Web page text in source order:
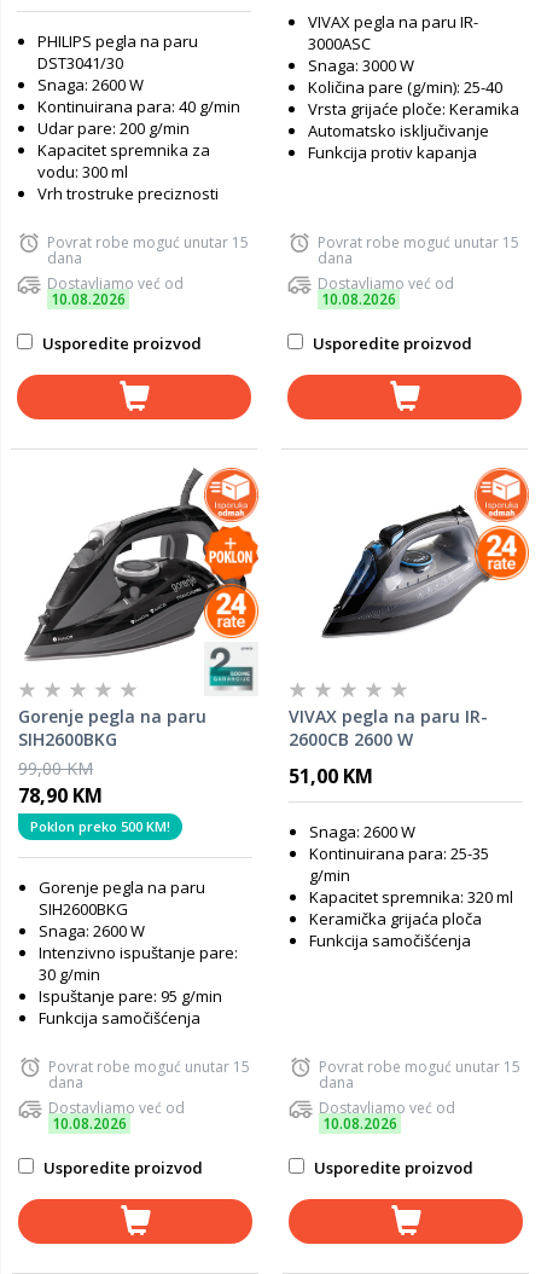
PHILIPS pegla na paru
DST3041/30
Snaga: 2600 W
Kontinuirana para: 40 g/min
Udar pare: 200 g/min
Kapacitet spremnika za
vodu: 300 ml
Vrh trostruke preciznosti
Povrat robe moguć unutar 15
dana
Dostavljamo već od
10.08.2026
Usporedite proizvod
VIVAX pegla na paru IR-
3000ASC
Snaga: 3000 W
Količina pare (g/min): 25-40
Vrsta grijaće ploče: Keramika
Automatsko isključivanje
Funkcija protiv kapanja
Povrat robe moguć unutar 15
dana
Dostavljamo već od
10.08.2026
Usporedite proizvod
Gorenje pegla na paru
SIH2600BKG
99,00 KM
78,90 KM
Poklon preko 500 KM!
Gorenje pegla na paru
SIH2600BKG
Snaga: 2600 W
Intenzivno ispuštanje pare:
30 g/min
Ispuštanje pare: 95 g/min
Funkcija samočišćenja
Povrat robe moguć unutar 15
dana
Dostavljamo već od
10.08.2026
Usporedite proizvod
VIVAX pegla na paru IR-
2600CB 2600 W
51,00 KM
Snaga: 2600 W
Kontinuirana para: 25-35
g/min
Kapacitet spremnika: 320 ml
Keramička grijaća ploča
Funkcija samočišćenja
Povrat robe moguć unutar 15
dana
Dostavljamo već od
10.08.2026
Usporedite proizvod